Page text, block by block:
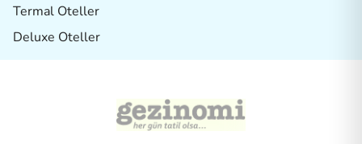
Termal Oteller
Deluxe Oteller